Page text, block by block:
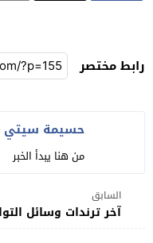
رابط مختصر
حسيمة سيتي
من هنا يبدأ الخبر
السابق
آخر ترندات وسائل